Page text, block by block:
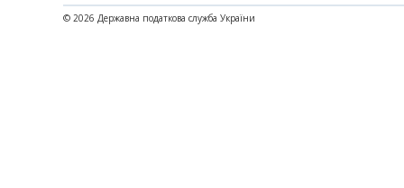
© 2026 Державна податкова служба України